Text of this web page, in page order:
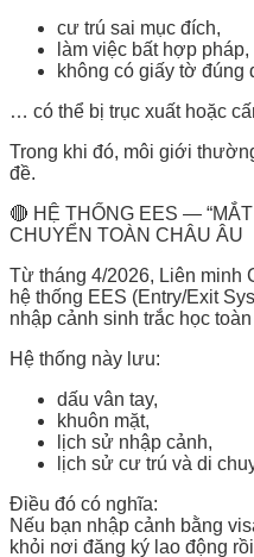
cư trú sai mục đích,
làm việc bất hợp pháp,
không có giấy tờ đúng
… có thể bị trục xuất hoặc
Trong khi đó, môi giới
đề.
🔴 HỆ THỐNG EES — “MẮT
CHUYỂN TOÀN CHÂU ÂU
Từ tháng 4/2026, Liên minh
hệ thống EES (Entry/Exit
nhập cảnh sinh trắc học
Hệ thống này lưu:
dấu vân tay,
khuôn mặt,
lịch sử nhập cảnh,
lịch sử cư trú và di
Điều đó có nghĩa:
Nếu bạn nhập cảnh bằng
khỏi nơi đăng ký lao động